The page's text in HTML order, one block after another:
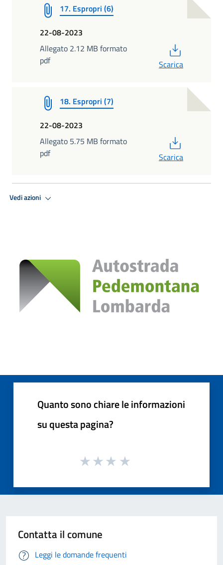
17. Espropri (6)
22-08-2023
Allegato 2.12 MB formato
pdf
Scarica
18. Espropri (7)
22-08-2023
Allegato 5.75 MB formato
pdf
Scarica
Vedi azioni
Quanto sono chiare le informazioni
su questa pagina?
Contatta il comune
Leggi le domande frequenti